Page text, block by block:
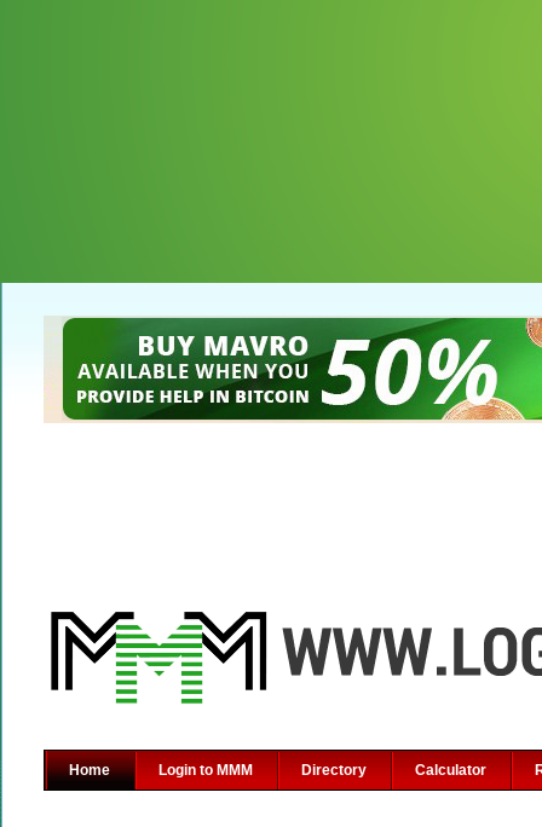
Home Login to MMM Directory Calculator